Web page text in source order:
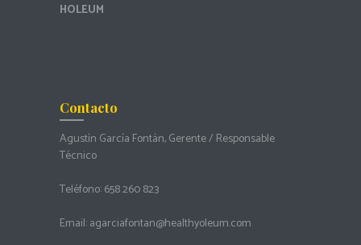
HOLEUM
Contacto
Agustín García Fontán, Gerente / Responsable
Técnico
Teléfono:658 260 823
Email:agarciafontan@healthyoleum.com